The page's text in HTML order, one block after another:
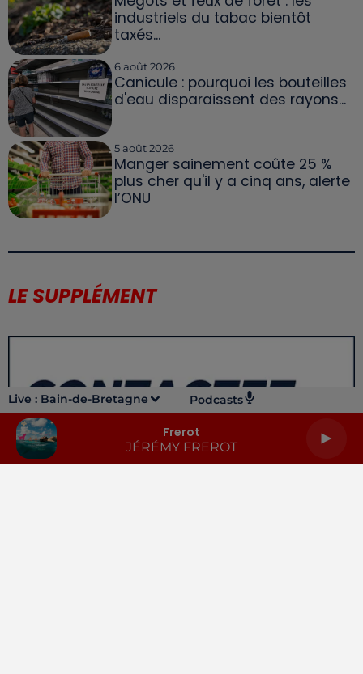
Live : Bain-de-Bretagne Podcasts
Frerot
JÉRÉMY FREROT
industriels du tabac bientôt
taxés...
6 août 2026
Canicule : pourquoi les bouteilles
d'eau disparaissent des rayons...
5 août 2026
Manger sainement coûte 25 %
plus cher qu'il y a cinq ans, alerte
l’ONU
LE SUPPLÉMENT